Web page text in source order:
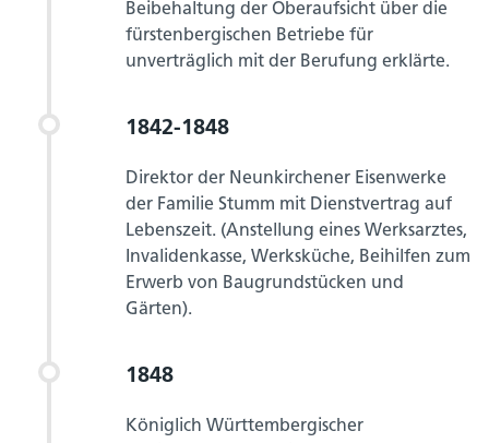
Beibehaltung der Oberaufsicht über die
fürstenbergischen Betriebe für
unverträglich mit der Berufung erklärte.
1842-1848
Direktor der Neunkirchener Eisenwerke
der Familie Stumm mit Dienstvertrag auf
Lebenszeit. (Anstellung eines Werksarztes,
Invalidenkasse, Werksküche, Beihilfen zum
Erwerb von Baugrundstücken und
Gärten).
1848
Königlich Württembergischer